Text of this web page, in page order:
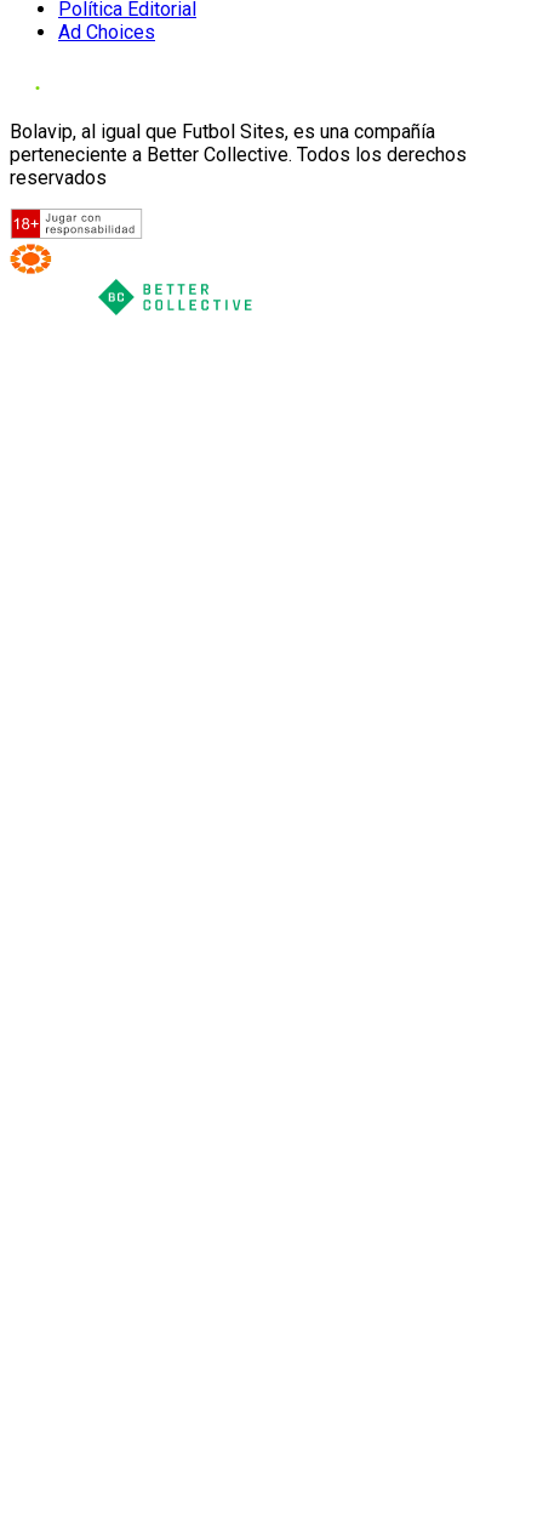
Política Editorial
Ad Choices
Bolavip, al igual que Futbol Sites, es una compañía
perteneciente a Better Collective. Todos los derechos
reservados